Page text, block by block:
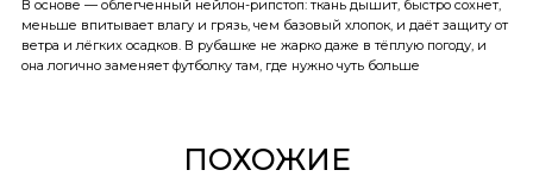
В основе — облегченный нейлон-рипстоп: ткань дышит, быстро сохнет,
меньше впитывает влагу и грязь, чем базовый хлопок, и даёт защиту от
ветра и лёгких осадков. В рубашке не жарко даже в тёплую погоду, и
она логично заменяет футболку там, где нужно чуть больше
легко работает как самостоятельный слой или как верхний, поверх
футболки или лонгслива. Короткий рукав делает её удобной для лета,
ПОХОЖИЕ